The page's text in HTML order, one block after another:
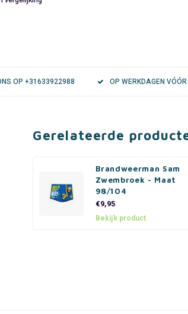
OP +31633922988 OP WERKDAGEN
Gerelateerde
Brandweerman Sam
Zwembroek - Maat
98/104
€9,95
Bekijk product